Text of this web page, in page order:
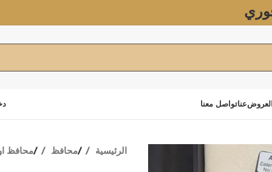
عناتواصل معنا
الرئيسية محافظ محافظ